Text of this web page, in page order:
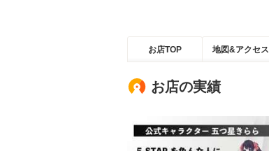
お店TOP 地図&アクセス
お店の実績